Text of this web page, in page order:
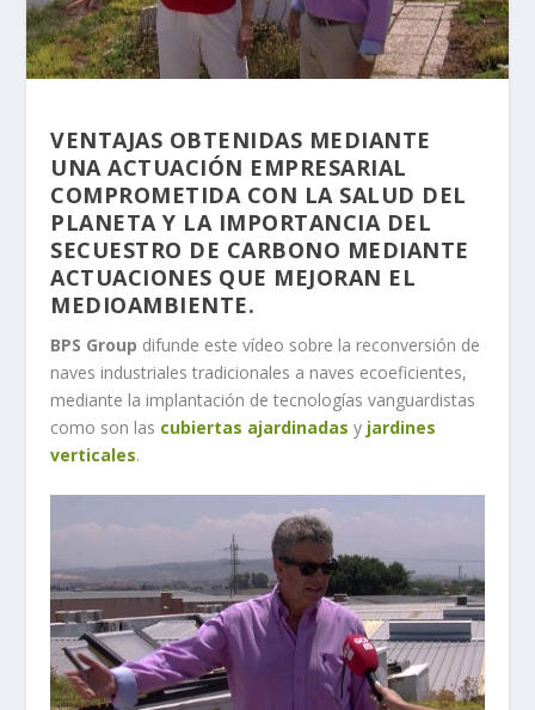
VENTAJAS OBTENIDAS MEDIANTE
UNA ACTUACIÓN EMPRESARIAL
COMPROMETIDA CON LA SALUD DEL
PLANETA Y LA IMPORTANCIA DEL
SECUESTRO DE CARBONO MEDIANTE
ACTUACIONES QUE MEJORAN EL
MEDIOAMBIENTE.
BPS Group difunde este vídeo sobre la reconversión de
naves industriales tradicionales a naves ecoeficientes,
mediante la implantación de tecnologías vanguardistas
como son las cubiertas ajardinadas y jardines
verticales.